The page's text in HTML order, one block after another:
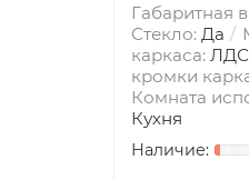
Габаритная
Стекло: Да
каркаса:
кромки
Комната
Кухня